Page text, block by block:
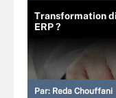
Transformation
ERP ?
Par: Reda Chouffani